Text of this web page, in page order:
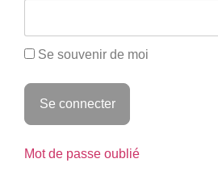
Se souvenir de moi
Mot de passe oublié